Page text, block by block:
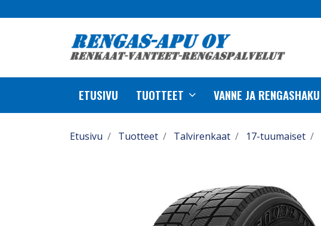
ETUSIVU TUOTTEET VANNE JA RENGASHAKU
Etusivu Tuotteet Talvirenkaat 17-tuumaiset